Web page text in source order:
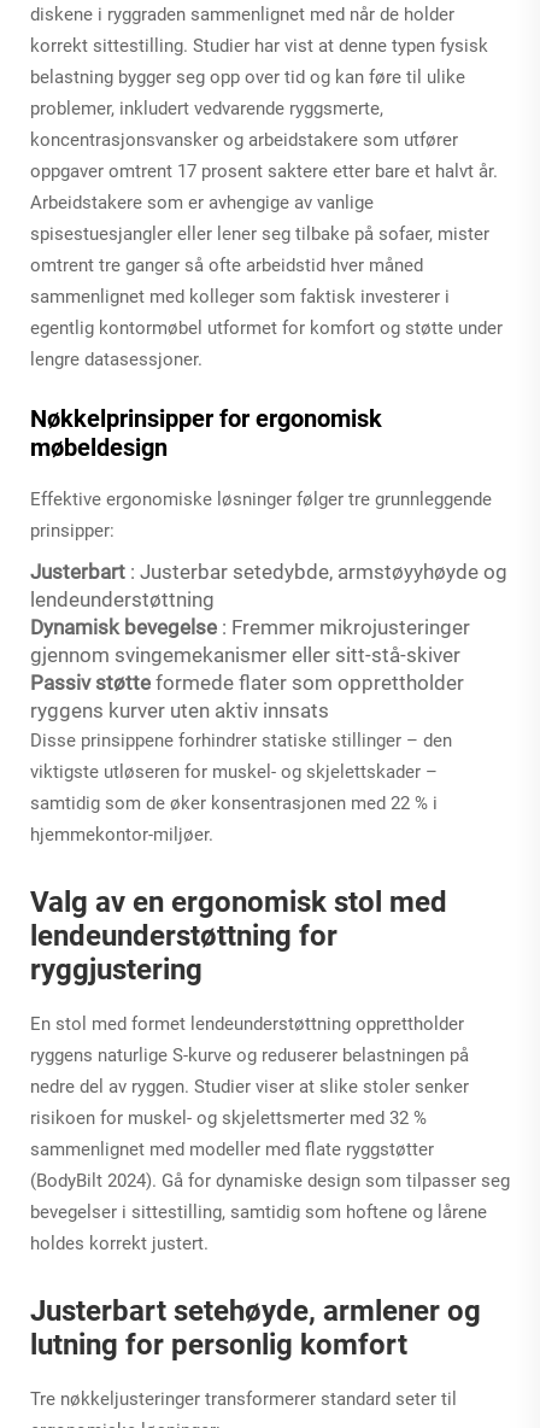
diskene i ryggraden sammenlignet med når de holder
korrekt sittestilling. Studier har vist at denne typen fysisk
belastning bygger seg opp over tid og kan føre til ulike
problemer, inkludert vedvarende ryggsmerte,
koncentrasjonsvansker og arbeidstakere som utfører
oppgaver omtrent 17 prosent saktere etter bare et halvt år.
Arbeidstakere som er avhengige av vanlige
spisestuesjangler eller lener seg tilbake på sofaer, mister
omtrent tre ganger så ofte arbeidstid hver måned
sammenlignet med kolleger som faktisk investerer i
egentlig kontormøbel utformet for komfort og støtte under
lengre datasessjoner.
Nøkkelprinsipper for ergonomisk
møbeldesign
Effektive ergonomiske løsninger følger tre grunnleggende
prinsipper:
Justerbart : Justerbar setedybde, armstøyyhøyde og
lendeunderstøttning
Dynamisk bevegelse : Fremmer mikrojusteringer
gjennom svingemekanismer eller sitt-stå-skiver
Passiv støtte formede flater som opprettholder
ryggens kurver uten aktiv innsats
Disse prinsippene forhindrer statiske stillinger – den
viktigste utløseren for muskel- og skjelettskader –
samtidig som de øker konsentrasjonen med 22 % i
hjemmekontor-miljøer.
Valg av en ergonomisk stol med
lendeunderstøttning for
ryggjustering
En stol med formet lendeunderstøttning opprettholder
ryggens naturlige S-kurve og reduserer belastningen på
nedre del av ryggen. Studier viser at slike stoler senker
risikoen for muskel- og skjelettsmerter med 32 %
sammenlignet med modeller med flate ryggstøtter
(BodyBilt 2024). Gå for dynamiske design som tilpasser seg
bevegelser i sittestilling, samtidig som hoftene og lårene
holdes korrekt justert.
Justerbart setehøyde, armlener og
lutning for personlig komfort
Tre nøkkeljusteringer transformerer standard seter til